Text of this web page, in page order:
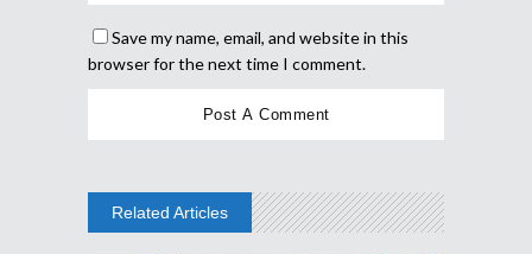
Save my name, email, and website in this
browser for the next time I comment.
Related Articles